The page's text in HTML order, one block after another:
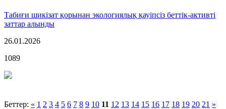
Табиғи шикізат қорынан экологиялық қауіпсіз беттік-активті
заттар алынды
26.01.2026
1089
Беттер: « 1 2 3 4 5 6 7 8 9 10 11 12 13 14 15 16 17 18 19 20 21 »